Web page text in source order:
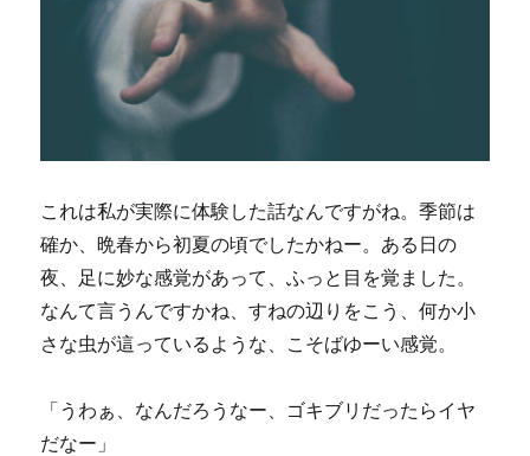
ボ
イ
の
説
に
これは私が実際に体験した話なんですがね。季節は
確か、晩春から初夏の頃でしたかねー。ある日の
夜、足に妙な感覚があって、ふっと目を覚ました。
なんて言うんですかね、すねの辺りをこう、何か小
さな虫が這っているような、こそばゆーい感覚。
「うわぁ、なんだろうなー、ゴキブリだったらイヤ
だなー」